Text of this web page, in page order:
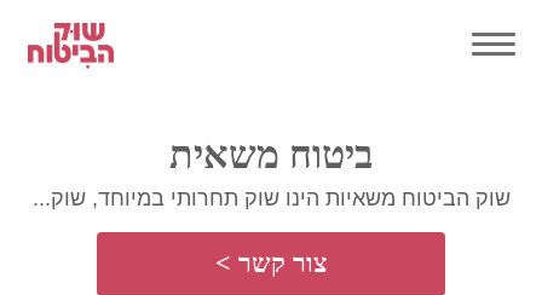
ביטוח משאית
שוק הביטוח משאיות הינו שוק תחרותי במיוחד, שוק...
צור קשר >